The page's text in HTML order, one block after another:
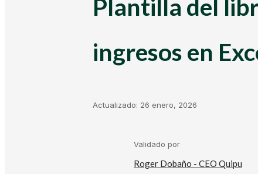
Kit Digital
Plantillas Facturación
Plantillas Negocio
Plantilla del
ingresos en
Actualizado: 26 enero, 2026
Validado por
Roger Dobaño - CEO Quipu